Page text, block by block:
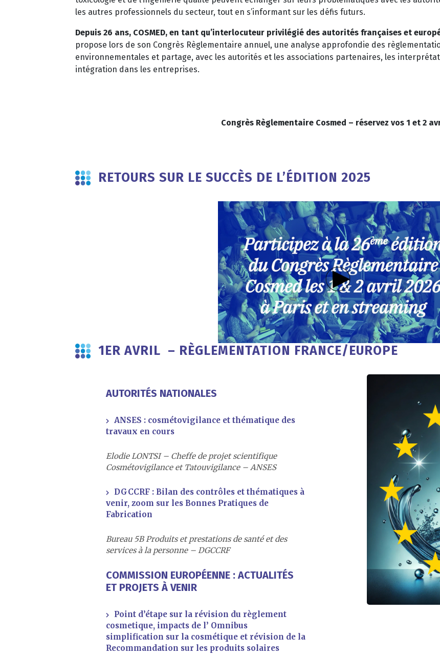
les autres professionnels du secteur, tout en s’informant sur les défis futurs.
Depuis 26 ans, COSMED, en tant qu’interlocuteur privilégié des autorités françaises et
propose lors de son Congrès Règlementaire annuel, une analyse approfondie des
environnementales et partage, avec les autorités et les associations partenaires, les
intégration dans les entreprises.
Congrès Règlementaire Cosmed – réservez vos 1 et 2
RETOURS SUR LE SUCCÈS DE L’ÉDITION 2025
1ER AVRIL – RÈGLEMENTATION FRANCE/EUROPE
AUTORITÉS NATIONALES
ANSES : cosmétovigilance et thématique des
travaux en cours
Elodie LONTSI – Cheffe de projet scientifique
Cosmétovigilance et Tatouvigilance – ANSES
DGCCRF : Bilan des contrôles et thématiques à
venir, zoom sur les Bonnes Pratiques de
Fabrication
Bureau 5B Produits et prestations de santé et des
services à la personne – DGCCRF
COMMISSION EUROPÉENNE : ACTUALITÉS
ET PROJETS À VENIR
Point d’étape sur la révision du règlement
cosmetique, impacts de l’ Omnibus
simplification sur la cosmétique et révision de la
Recommandation sur les produits solaires